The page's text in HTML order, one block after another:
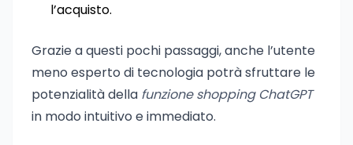
l’acquisto.
Grazie a questi pochi passaggi, anche l’utente
meno esperto di tecnologia potrà sfruttare le
potenzialità della funzione shopping ChatGPT
in modo intuitivo e immediato.